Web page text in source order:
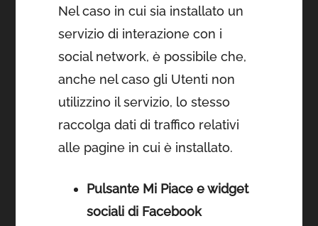
Nel caso in cui sia installato un
servizio di interazione con i
social network, è possibile che,
anche nel caso gli Utenti non
utilizzino il servizio, lo stesso
raccolga dati di traffico relativi
alle pagine in cui è installato.
Pulsante Mi Piace e widget
sociali di Facebook